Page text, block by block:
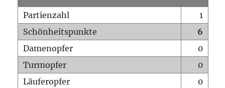
Partienzahl
1
Schönheitspunkte
6
Damenopfer
0
Turmopfer
0
Läuferopfer
0